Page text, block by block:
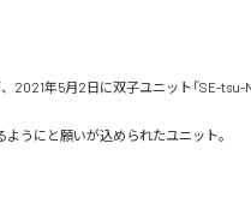
年5月2日に双子ユニット「SE-tsu-
ようにと願いが込められたユニット。